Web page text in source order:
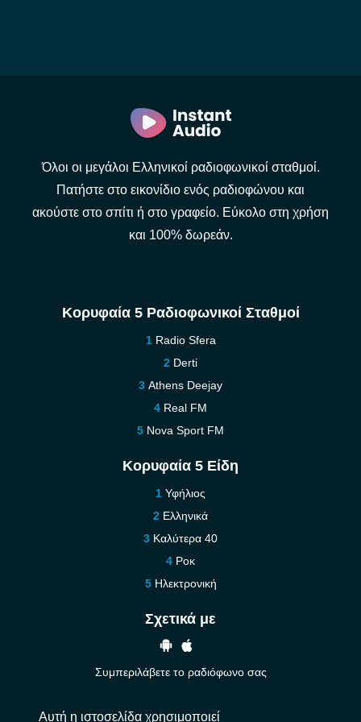
Όλοι οι μεγάλοι Ελληνικοί ραδιοφωνικοί σταθμοί.
Πατήστε στο εικονίδιο ενός ραδιοφώνου και
ακούστε στο σπίτι ή στο γραφείο. Εύκολο στη χρήση
και 100% δωρεάν.
Κορυφαία 5 Ραδιοφωνικοί Σταθμοί
Radio Sfera
Derti
Athens Deejay
Real FM
Nova Sport FM
Κορυφαία 5 Είδη
Υφήλιος
Ελληνικά
Καλύτερα 40
Ροκ
Ηλεκτρονική
Σχετικά με
Συμπεριλάβετε το ραδιόφωνο σας
Επικοινωνήστε μαζί μας
Αυτή η ιστοσελίδα χρησιμοποιεί